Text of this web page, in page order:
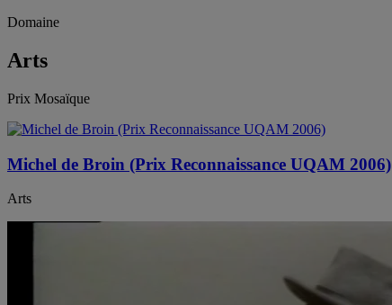
Domaine
Arts
Prix Mosaïque
Michel de Broin (Prix Reconnaissance UQAM 2006)
Arts